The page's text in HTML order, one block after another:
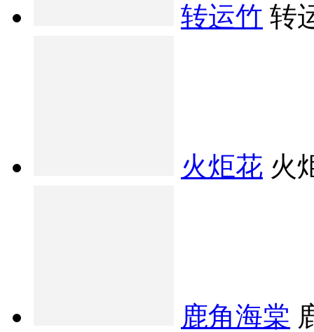
转运竹 转
火炬花 火
鹿角海棠